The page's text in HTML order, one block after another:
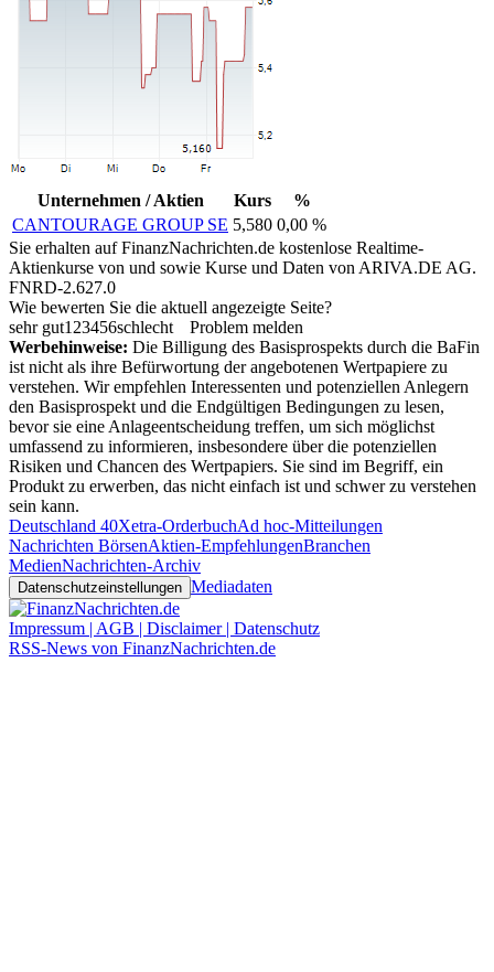
Unternehmen / Aktien Kurs
%
CANTOURAGE GROUP SE 5,580 0,00 %
Sie erhalten auf FinanzNachrichten.de kostenlose Realtime-
Aktienkurse von und sowie Kurse und Daten von ARIVA.DE AG.
FNRD-2.627.0
Wie bewerten Sie die aktuell angezeigte Seite?
sehr gut1 23456schlecht
Problem melden
Werbehinweise: Die Billigung des Basisprospekts durch die BaFin
ist nicht als ihre Befürwortung der angebotenen Wertpapiere zu
verstehen. Wir empfehlen Interessenten und potenziellen Anlegern
den Basisprospekt und die Endgültigen Bedingungen zu lesen,
bevor sie eine Anlageentscheidung treffen, um sich möglichst
umfassend zu informieren, insbesondere über die potenziellen
Risiken und Chancen des Wertpapiers. Sie sind im Begriff, ein
Produkt zu erwerben, das nicht einfach ist und schwer zu verstehen
sein kann.
Deutschland 40Xetra-OrderbuchAd hoc-Mitteilungen
Nachrichten BörsenAktien-EmpfehlungenBranchen
MedienNachrichten-Archiv
Datenschutzeinstellungen Mediadaten
Impressum | AGB | Disclaimer | Datenschutz
RSS-News von FinanzNachrichten.de